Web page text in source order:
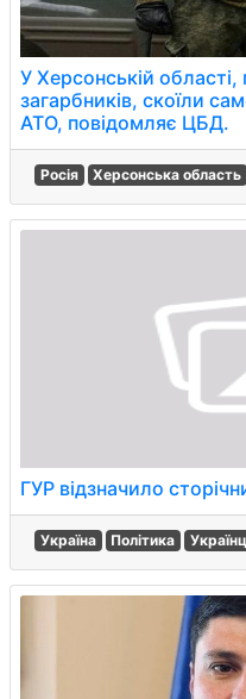
У Херсонській
загарбників, скоїли
АТО, повідомляє ЦБД.
Росія Херсонська область
ГУР відзначило
Україна Політика